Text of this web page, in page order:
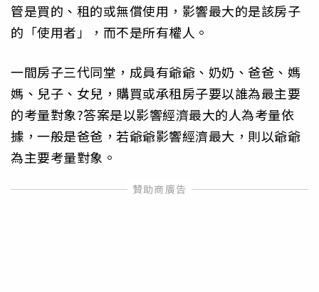
管是買的、租的或無償使用，影響最大的是該房子
的「使用者」，而不是所有權人。
一間房子三代同堂，成員有爺爺、奶奶、爸爸、媽
媽、兒子、女兒，購買或承租房子要以誰為最主要
的考量對象?答案是以影響經濟最大的人為考量依
據，一般是爸爸，若爺爺影響經濟最大，則以爺爺
為主要考量對象。